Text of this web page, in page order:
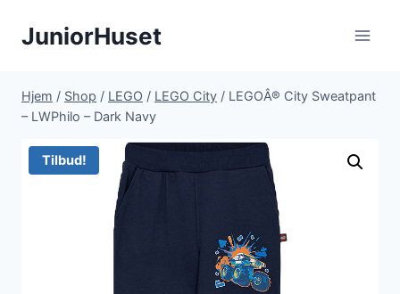
JuniorHuset
Hjem / Shop / LEGO / LEGO City / LEGOÂ® City Sweatpant
– LWPhilo – Dark Navy
Tilbud!